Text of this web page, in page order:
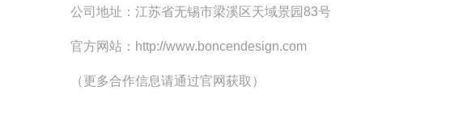
公司地址：江苏省无锡市梁溪区天域景园83号
官方网站：http://www.boncendesign.com
（更多合作信息请通过官网获取）